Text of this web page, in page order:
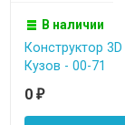
В наличии
Конструктор
Кузов - 00-71
0 ₽